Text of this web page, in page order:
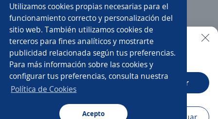
Utilizamos cookies propias necesarias para el
funcionamiento correcto y personalización del
sitio web. También utilizamos cookies de
terceros para fines analíticos y mostrarte
publicidad relacionada según tus preferencias.
Para más información sobre las cookies y
configurar tus preferencias, consulta nuestra
Política de Cookies
Acepto
Médico/a especialista en salud ocupacional
Enfermero jefe Analista de seguridad
Médico/a encargado de clínica Ejecutivo/a comercial
Nutricionista Auxiliar de cobranza
Regente de farmacia Auxiliar de almacén
Buscar es más fácil en la app
CT App Abrir
Navegador Continuar